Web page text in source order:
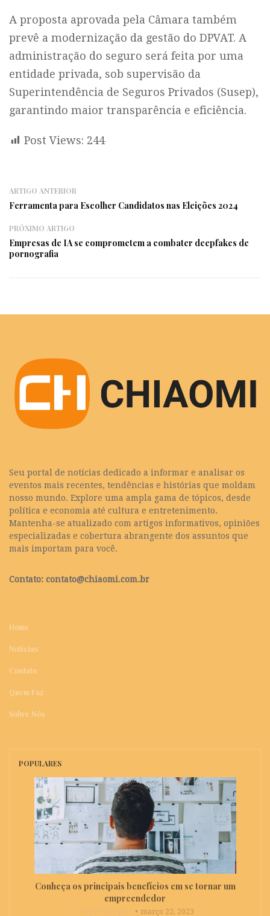
A proposta aprovada pela Câmara também
prevê a modernização da gestão do DPVAT. A
administração do seguro será feita por uma
entidade privada, sob supervisão da
Superintendência de Seguros Privados (Susep),
garantindo maior transparência e eficiência.
Post Views: 244
ARTIGO ANTERIOR
Ferramenta para Escolher Candidatos nas Eleições 2024
PRÓXIMO ARTIGO
Empresas de IA se comprometem a combater deepfakes de
pornografia
Seu portal de notícias dedicado a informar e analisar os
eventos mais recentes, tendências e histórias que moldam
nosso mundo. Explore uma ampla gama de tópicos, desde
política e economia até cultura e entretenimento.
Mantenha-se atualizado com artigos informativos, opiniões
especializadas e cobertura abrangente dos assuntos que
mais importam para você.
Contato: contato@chiaomi.com.br
Home
Notícias
Contato
Quem Faz
Sobre Nós
POPULARES
Conheça os principais benefícios em se tornar um
empreendedor
março 22, 2023